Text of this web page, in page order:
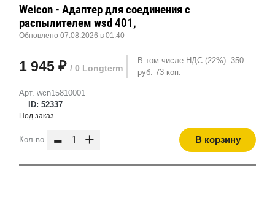
Арт. wcn15810001
ID: 52337
Weicon - Адаптер для соединения с
распылителем wsd 401,
Обновлено 07.08.2026 в 01:40
1 945 ₽ / 0 Longterm
В том числе НДС (22%): 350
руб. 73 коп.
Под заказ
Кол-во - + В корзину